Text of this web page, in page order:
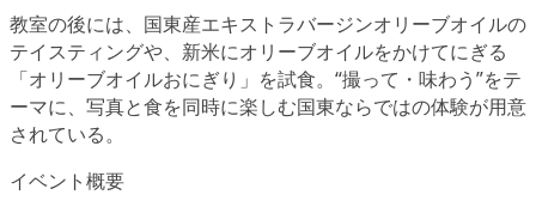
教室の後には、国東産エキストラバージンオリーブオイルの
テイスティングや、新米にオリーブオイルをかけてにぎる
「オリーブオイルおにぎり」を試食。“撮って・味わう”をテ
ーマに、写真と食を同時に楽しむ国東ならではの体験が用意
されている。
イベント概要